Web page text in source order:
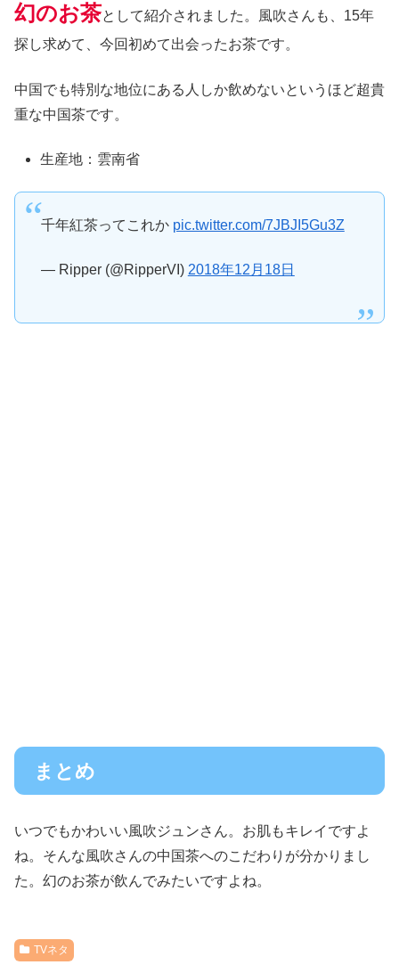
幻のお茶として紹介されました。風吹さんも、15年
探し求めて、今回初めて出会ったお茶です。
中国でも特別な地位にある人しか飲めないというほど超貴
重な中国茶です。
生産地：雲南省
千年紅茶ってこれか pic.twitter.com/7JBJI5Gu3Z
— Ripper (@RipperVI) 2018年12月18日
まとめ
いつでもかわいい風吹ジュンさん。お肌もキレイですよ
ね。そんな風吹さんの中国茶へのこだわりが分かりまし
た。幻のお茶が飲んでみたいですよね。
TVネタ